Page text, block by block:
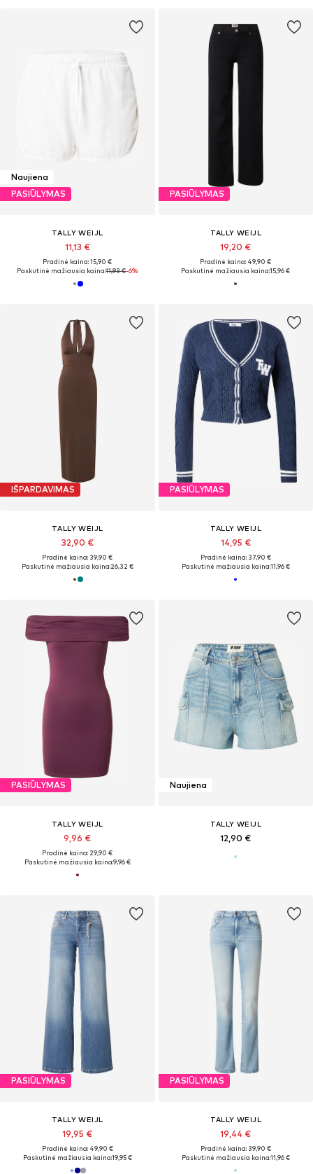
Naujiena
PASIŪLYMAS
TALLY WEIJL
11,13 €
Pradinė kaina: 15,90 €
Paskutinė mažiausia kaina:11,93 €-6%
PASIŪLYMAS
TALLY WEIJL
19,20 €
Pradinė kaina: 49,90 €
Paskutinė mažiausia kaina:15,96 €
IŠPARDAVIMAS
TALLY WEIJL
32,90 €
Pradinė kaina: 39,90 €
Paskutinė mažiausia kaina:26,32 €
PASIŪLYMAS
TALLY WEIJL
14,95 €
Pradinė kaina: 37,90 €
Paskutinė mažiausia kaina:11,96 €
PASIŪLYMAS
TALLY WEIJL
9,96 €
Pradinė kaina: 29,90 €
Paskutinė mažiausia kaina:9,96 €
Naujiena
TALLY WEIJL
12,90 €
PASIŪLYMAS
TALLY WEIJL
19,95 €
Pradinė kaina: 49,90 €
Paskutinė mažiausia kaina:19,95 €
PASIŪLYMAS
TALLY WEIJL
19,44 €
Pradinė kaina: 39,90 €
Paskutinė mažiausia kaina:11,96 €